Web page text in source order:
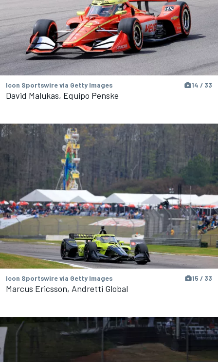
Icon Sportswire via Getty Images 14 / 33
David Malukas, Equipo Penske
Icon Sportswire via Getty Images 15 / 33
Marcus Ericsson, Andretti Global